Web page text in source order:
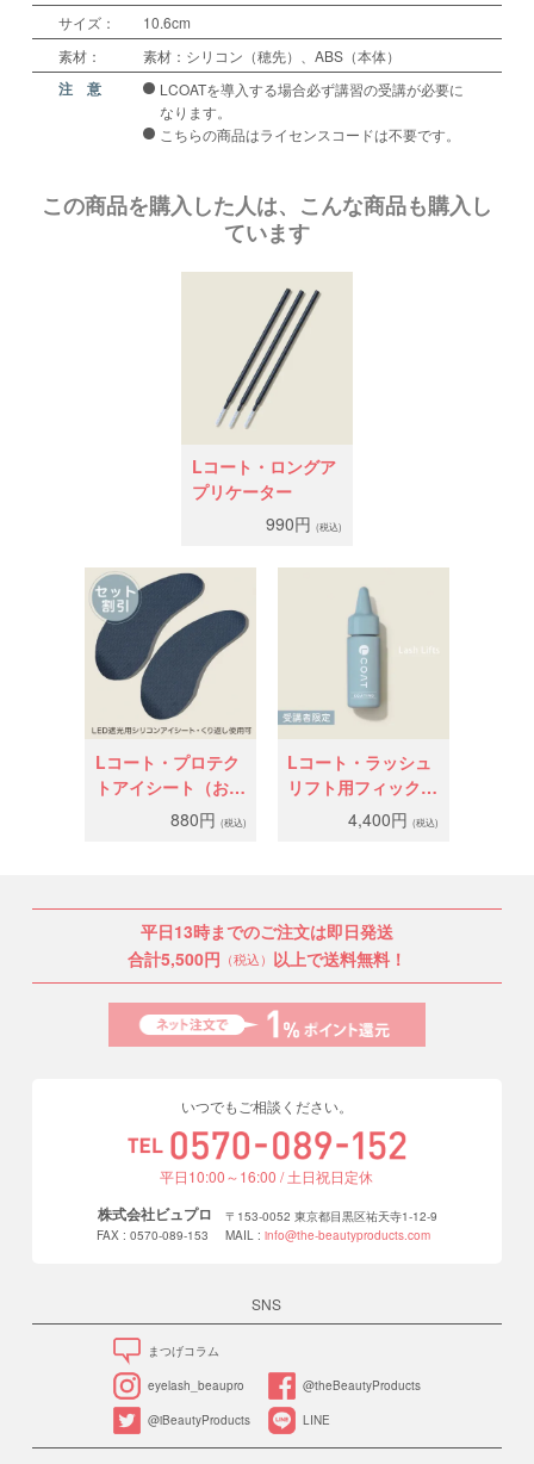
サイズ：
10.6cm
素材：
素材：シリコン（穂先）、ABS（本体）
注 意
LCOATを導入する場合必ず講習の受講が必要に
なります。
こちらの商品はライセンスコードは不要です。
この商品を購入した人は、こんな商品も購入し
ています
Lコート・ロングア
プリケーター
990円(税込)
Lコート・プロテク
トアイシート（お客
様遮光用）880円 (税込)
Lコート・ラッシュ
リフト用フィックス
コーティング
4,400円(税込)
平日13時までのご注文は即日発送
合計5,500円 （税込） 以上で送料無料！
いつでもご相談ください。
平日10:00～16:00 / 土日祝日定休
株式会社ビュプロ
〒153-0052 東京都目黒区祐天寺1-12-9
FAX : 0570-089-153
MAIL : info@the-beautyproducts.com
SNS
まつげコラム
eyelash_beaupro @theBeautyProducts
@iBeautyProducts LINE